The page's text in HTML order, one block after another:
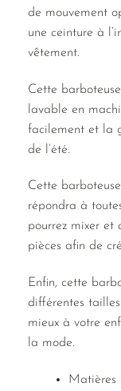
de mouvement
une ceinture à
vêtement.
Cette
lavable en
facilement et la
de l’été.
Cette
répondra à
pourrez mixer et
pièces afin de
Enfin, cette
différentes
mieux à votre
la mode.
Matières